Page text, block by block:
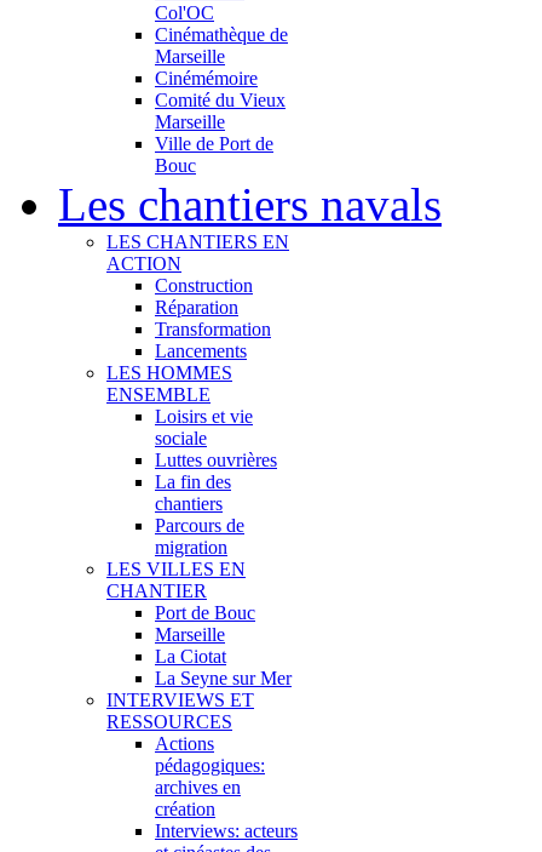
Col'OC
Cinémathèque de
Marseille
Cinémémoire
Comité du Vieux
Marseille
Ville de Port de
Bouc
Les chantiers navals
LES CHANTIERS EN
ACTION
Construction
Réparation
Transformation
Lancements
LES HOMMES
ENSEMBLE
Loisirs et vie
sociale
Luttes ouvrières
La fin des
chantiers
Parcours de
migration
LES VILLES EN
CHANTIER
Port de Bouc
Marseille
La Ciotat
La Seyne sur Mer
INTERVIEWS ET
RESSOURCES
Actions
pédagogiques:
archives en
création
Interviews: acteurs